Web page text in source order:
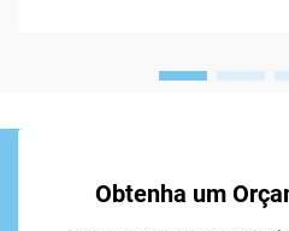
Obtenha um